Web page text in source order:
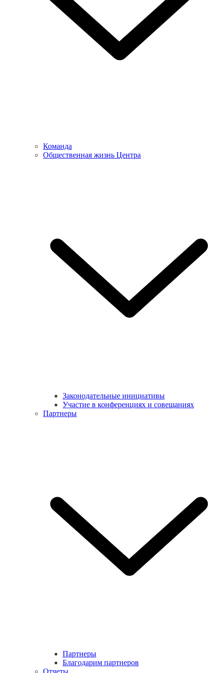
Команда
Общественная жизнь Центра
Законодательные инициативы
Участие в конференциях и совещаниях
Партнеры
Партнеры
Благодарим партнеров
Отчеты